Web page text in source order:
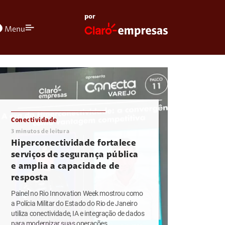
Menu
por
Conectividade
3 minutos de leitura
Hiperconectividade fortalece
serviços de segurança pública
e amplia a capacidade de
resposta
Painel no Rio Innovation Week mostrou como
a Polícia Militar do Estado do Rio de Janeiro
utiliza conectividade, IA e integração de dados